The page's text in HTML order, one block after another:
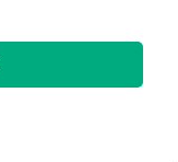
Santiago
refuerzo de lujo